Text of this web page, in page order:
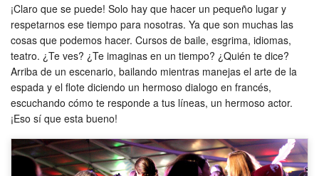
¡Claro que se puede! Solo hay que hacer un pequeño lugar y
respetarnos ese tiempo para nosotras. Ya que son muchas las
cosas que podemos hacer. Cursos de baile, esgrima, idiomas,
teatro. ¿Te ves? ¿Te imaginas en un tiempo? ¿Quién te dice?
Arriba de un escenario, bailando mientras manejas el arte de la
espada y el flote diciendo un hermoso dialogo en francés,
escuchando cómo te responde a tus líneas, un hermoso actor.
¡Eso sí que esta bueno!